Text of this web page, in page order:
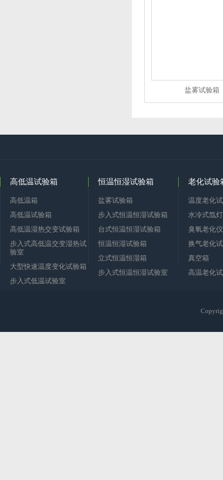
盐雾试验箱
高低温试验箱
高低温箱
高低温试验箱
高低温湿热交变试验箱
步入式高低温交变湿热试
验室
大型快速温度变化试验箱
步入式低温试验室
恒温恒湿试验箱
盐雾试验箱
步入式恒温恒湿试验箱
台式恒温恒湿试验箱
恒温恒湿试验箱
立式恒温恒湿箱
步入式恒温恒湿试验室
老化试验
温度老化
水冷式氙
臭氧老化仪
换气老化
真空箱
高温老化